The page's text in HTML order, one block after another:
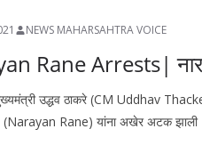
NEWS MAHARSAHTRA VOICE
Rane Arrests|
मुख्यमंत्री उद्धव ठाकरे (CM Uddhav
(Narayan Rane) यांना अखेर अटक झाली